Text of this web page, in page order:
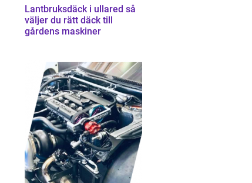
Lantbruksdäck i ullared så
väljer du rätt däck till
gårdens maskiner